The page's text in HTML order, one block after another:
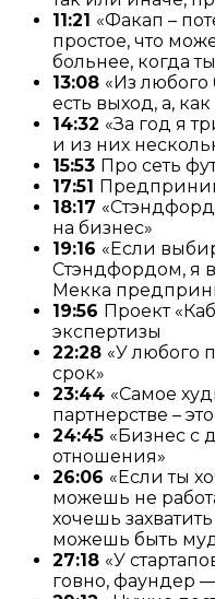
11:21 «Факап –
простое, что
больнее, когда
13:08 «Из
есть выход, а,
14:32 «За год я
и из них
15:53 Про сеть
17:51
18:17 «Стэндфорд
на бизнес»
19:16 «Если
Стэндфордом, я
Мекка
19:56 Проект
экспертизы
22:28 «У любого
срок»
23:44 «Самое
партнерстве –
24:45 «Бизнес с
отношения»
26:06 «Если ты
можешь не
хочешь
можешь быть
27:18 «У
говно, фаундер